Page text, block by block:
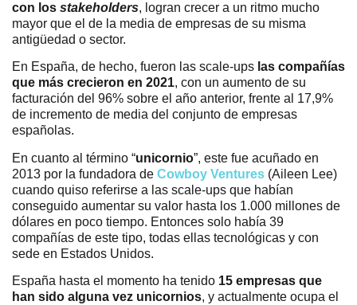
con los stakeholders, logran crecer a un ritmo mucho
mayor que el de la media de empresas de su misma
antigüedad o sector.
En España, de hecho, fueron las scale-ups las compañías
que más crecieron en 2021, con un aumento de su
facturación del 96% sobre el año anterior, frente al 17,9%
de incremento de media del conjunto de empresas
españolas.
En cuanto al término “unicornio”, este fue acuñado en
2013 por la fundadora de Cowboy Ventures (Aileen Lee)
cuando quiso referirse a las scale-ups que habían
conseguido aumentar su valor hasta los 1.000 millones de
dólares en poco tiempo. Entonces solo había 39
compañías de este tipo, todas ellas tecnológicas y con
sede en Estados Unidos.
España hasta el momento ha tenido 15 empresas que
han sido alguna vez unicornios, y actualmente ocupa el